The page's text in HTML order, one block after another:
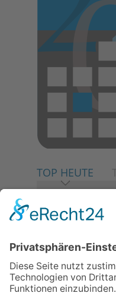
TOP HEUTE
06.08.2026